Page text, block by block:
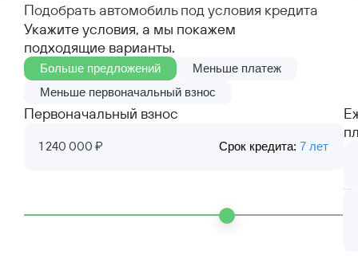
Подобрать автомобиль под условия кредита
Укажите условия, а мы покажем
подходящие варианты.
Больше предложений
Меньше платеж
Меньше первоначальный взнос
Первоначальный взнос
1 240 000 ₽ Срок кредита: 7 лет